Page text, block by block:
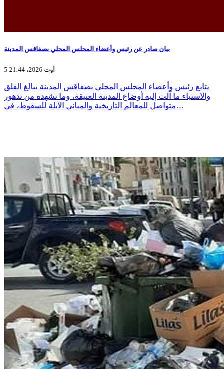
بيان صادر عن رئيس وأعضاء المجلس المحلي بصفاقس المدينة
5 أوت 2026، 21:44
يتابع رئيس وأعضاء المجلس المحلي بصفاقس المدينة ببالغ القلق
والاستياء ما آلت إليه أوضاع المدينة العتيقة، وما تشهده من تدهور
متواصل للمعالم التاريخية والمباني الآيلة للسقوط، في…